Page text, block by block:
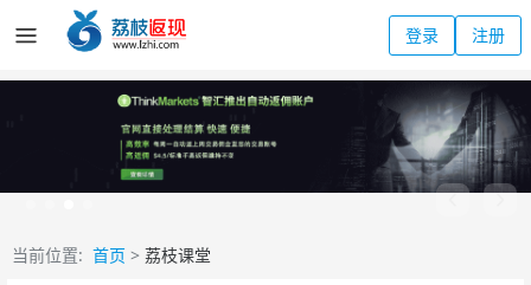
登录 注册
当前位置: 首页 > 荔枝课堂